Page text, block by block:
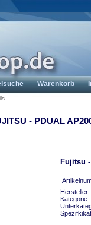
Warenkorb
- PDUAL
Fujitsu
Hersteller:
Kategorie: